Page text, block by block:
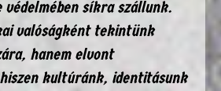
védelmében síkra szállunk.
valóságként tekintünk
hanem elvont
kultúránk, identitásunk